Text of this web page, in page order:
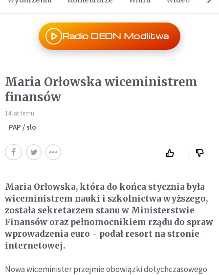
Radio DEON Modlitwa
Maria Orłowska wiceministrem
finansów
14 lat temu
PAP / slo
Maria Orłowska, która do końca stycznia była
wiceministrem nauki i szkolnictwa wyższego,
została sekretarzem stanu w Ministerstwie
Finansów oraz pełnomocnikiem rządu do spraw
wprowadzenia euro - podał resort na stronie
internetowej.
Nowa wiceminister przejmie obowiązki dotychczasowego